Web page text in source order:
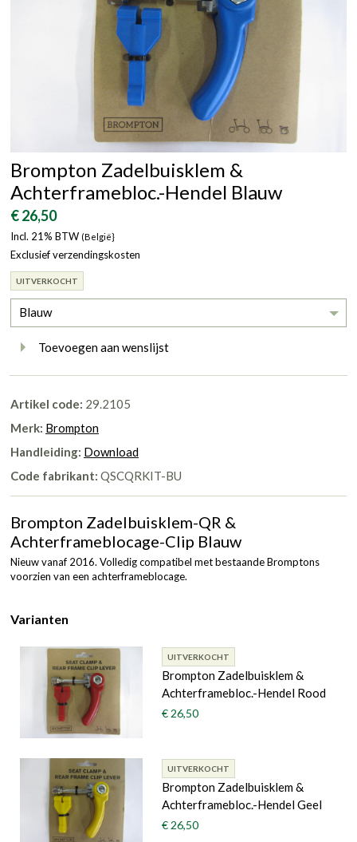
Brompton Zadelbuisklem &
Achterframebloc.-Hendel Blauw
€ 26,50
Incl. 21% BTW (België}
Exclusief verzendingskosten
UITVERKOCHT
Blauw
Toevoegen aan wenslijst
Artikel code: 29.2105
Merk: Brompton
Handleiding: Download
Code fabrikant: QSCQRKIT-BU
Brompton Zadelbuisklem-QR &
Achterframeblocage-Clip Blauw
Nieuw vanaf 2016. Volledig compatibel met bestaande Bromptons
voorzien van een achterframeblocage.
Varianten
UITVERKOCHT
Brompton Zadelbuisklem &
Achterframebloc.-Hendel Rood
€ 26,50
UITVERKOCHT
Brompton Zadelbuisklem &
Achterframebloc.-Hendel Geel
€ 26,50